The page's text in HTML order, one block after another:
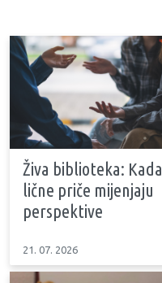
Živa biblioteka: Kada
lične priče mijenjaju
perspektive
21. 07. 2026